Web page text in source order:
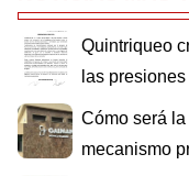
Quintriqueo
las
Cómo será
mecanismo